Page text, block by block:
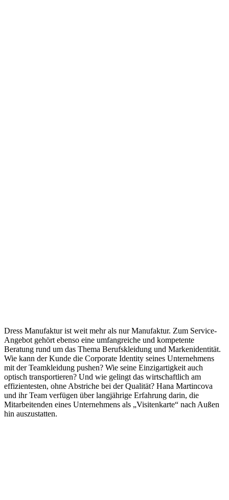
Dress Manufaktur ist weit mehr als nur Manufaktur. Zum Service-
Angebot gehört ebenso eine umfangreiche und kompetente
Beratung rund um das Thema Berufskleidung und Markenidentität.
Wie kann der Kunde die Corporate Identity seines Unternehmens
mit der Teamkleidung pushen? Wie seine Einzigartigkeit auch
optisch transportieren? Und wie gelingt das wirtschaftlich am
effizientesten, ohne Abstriche bei der Qualität? Hana Martincova
und ihr Team verfügen über langjährige Erfahrung darin, die
Mitarbeitenden eines Unternehmens als „Visitenkarte“ nach Außen
hin auszustatten.